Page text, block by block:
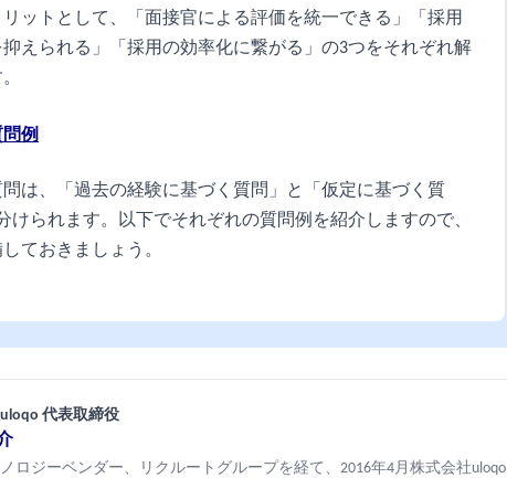
ットとして、「面接官による評価を統一できる」「採用
えられる」「採用の効率化に繋がる」の3つをそれぞれ解
例
は、「過去の経験に基づく質問」と「仮定に基づく質
けられます。以下でそれぞれの質問例を紹介しますので、
ておきましょう。
代表取締役
ロジーベンダー、リクルートグループを経て、2016年4月株式会社uloqo